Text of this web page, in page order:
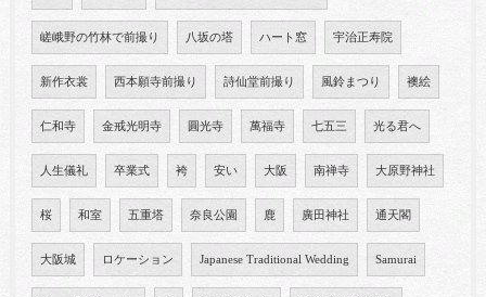
嵯峨野の竹林で前撮り 八坂の塔 ハート窓 宇治正寿院
新作衣裳 西本願寺前撮り 詩仙堂前撮り 風鈴まつり 襖絵
仁和寺 金戒光明寺 圓光寺 萬福寺 七五三 光る君へ
人生儀礼 卒業式 袴 安い 大阪 南禅寺 大原野神社
桜 和室 五重塔 奈良公園 鹿 廣田神社 通天閣
大阪城 ロケーション Japanese Traditional Wedding Samurai